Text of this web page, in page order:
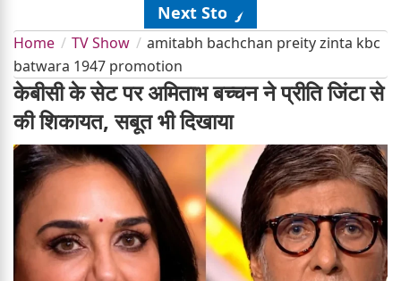
Next Story
Home TV Show
amitabh bachchan preity zinta kbc
batwara 1947 promotion
केबीसी के सेट पर अमिताभ बच्चन ने प्रीति जिंटा से
की शिकायत, सबूत भी दिखाया